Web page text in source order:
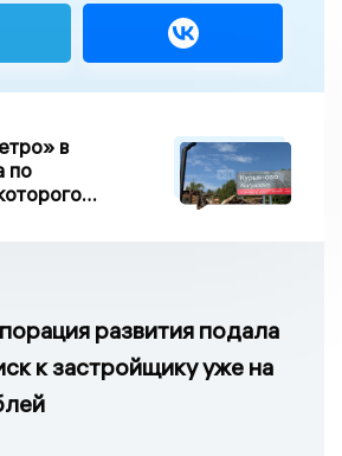
в
по
развития подала
к застройщику уже на